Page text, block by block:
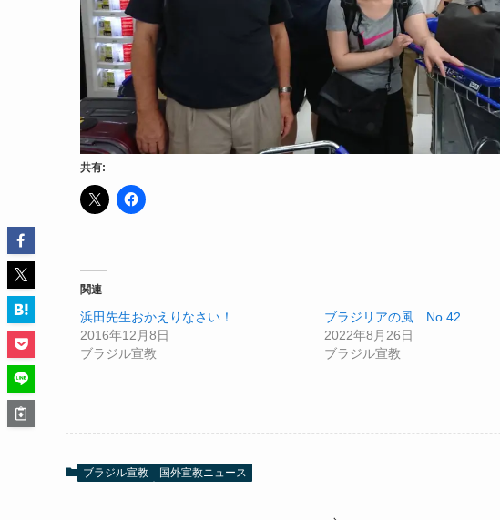
共有:
関連
浜田先生おかえりなさい！
2016年12月8日
ブラジル宣教
ブラジリアの風 No.42
2022年8月26日
ブラジル宣教
ブラジル宣教 国外宣教ニュース